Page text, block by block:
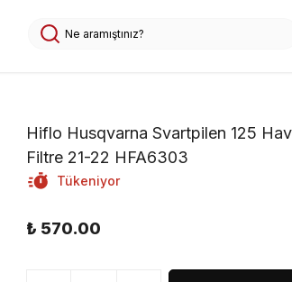
Hiflo Husqvarna Svartpilen 125
Filtre 21-22 HFA6303
Tükeniyor
₺ 570.00